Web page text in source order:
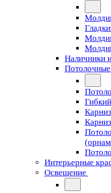
Наличники
Интерьерные
Освещение